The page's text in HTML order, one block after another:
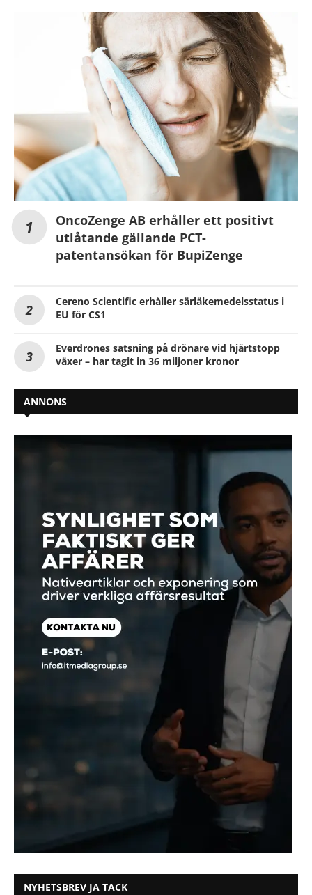
OncoZenge AB erhåller ett positivt
utlåtande gällande PCT-
patentansökan för BupiZenge
Cereno Scientific erhåller särläkemedelsstatus i
EU för CS1
Everdrones satsning på drönare vid hjärtstopp
växer – har tagit in 36 miljoner kronor
ANNONS
NYHETSBREV JA TACK